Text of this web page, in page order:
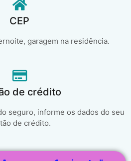
CEP
garagem na residência.
de crédito
seguro, informe os dados do seu
de crédito.